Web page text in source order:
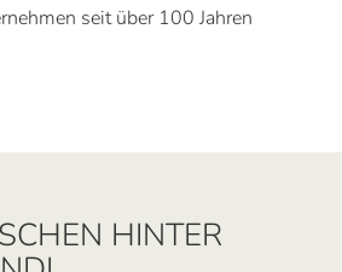
seit über 100 Jahren
HINTER